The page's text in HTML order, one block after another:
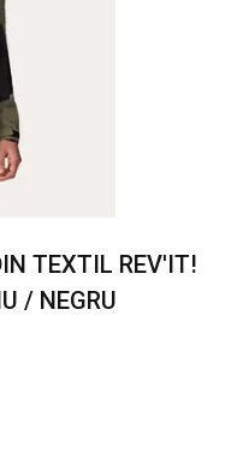
TEXTIL REV'IT!
/ NEGRU